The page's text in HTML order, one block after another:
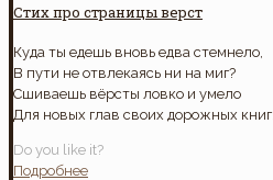
Стих про страницы верст
Куда ты едешь вновь едва стемнело,
В пути не отвлекаясь ни на миг?
Сшиваешь вёрсты ловко и умело
Для новых глав своих дорожных книг.
Do you like it?
Подробнее